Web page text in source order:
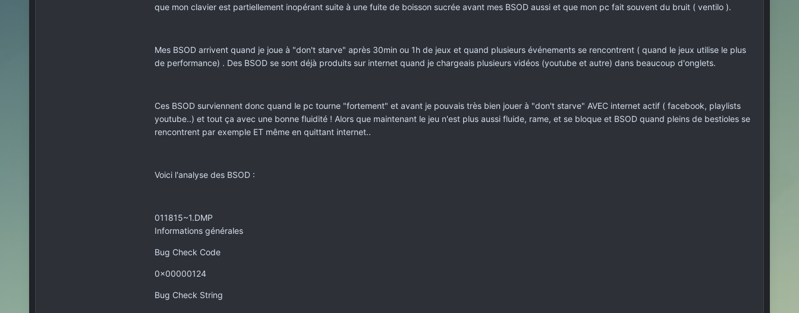
que mon clavier est partiellement inopérant suite à une fuite de boisson sucrée avant mes BSOD aussi et que mon pc fait souvent du bruit ( ventilo ).
Mes BSOD arrivent quand je joue à "don't starve" après 30min ou 1h de jeux et quand plusieurs événements se rencontrent ( quand le jeux utilise le plus
de performance) . Des BSOD se sont déjà produits sur internet quand je chargeais plusieurs vidéos (youtube et autre) dans beaucoup d'onglets.
Ces BSOD surviennent donc quand le pc tourne "fortement" et avant je pouvais très bien jouer à "don't starve" AVEC internet actif ( facebook, playlists
youtube..) et tout ça avec une bonne fluidité ! Alors que maintenant le jeu n'est plus aussi fluide, rame, et se bloque et BSOD quand pleins de bestioles se
rencontrent par exemple ET même en quittant internet..
Voici l'analyse des BSOD :
011815~1.DMP
Informations générales
Bug Check Code
0x00000124
Bug Check String